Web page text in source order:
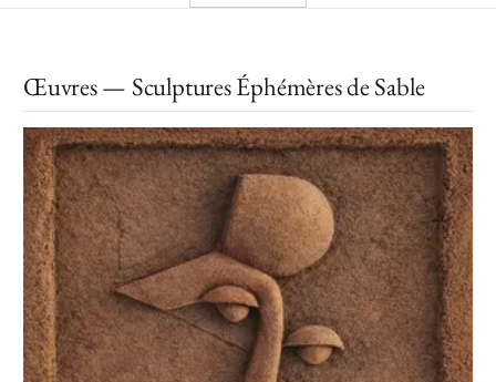
Œuvres — Sculptures Éphémères de Sable